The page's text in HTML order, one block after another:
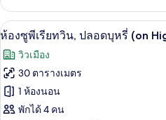
เกี่ยว
กับ
ห้อง
เปิด
ภาพถ่าย
ทั้งหมด
ของ
ห้อง
5
ห้องซูพีเรียทวิน, ปลอดบุหรี่ (on
วิวเมือง
30 ตารางเมตร
1 ห้องนอน
พักได้ 4 คน